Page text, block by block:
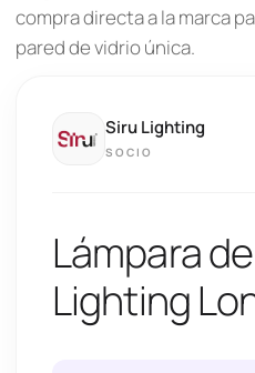
compra directa a la marca
pared de vidrio única.
Siru Lighting
SOCIO
Lámpara
Lighting